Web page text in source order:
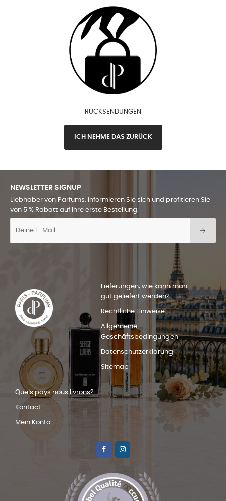
RÜCKSENDUNGEN
ICH NEHME DAS ZURÜCK
NEWSLETTER SIGNUP
Liebhaber von Parfums, informieren Sie sich und profitieren Sie
von 5 % Rabatt auf Ihre erste Bestellung.
Lieferungen, wie kann man
gut geliefert werden?
Rechtliche Hinweise
Allgemeine
Geschäftsbedingungen
Datenschutzerklärung
Sitemap
Quels pays nous livrons?
Kontact
Mein Konto